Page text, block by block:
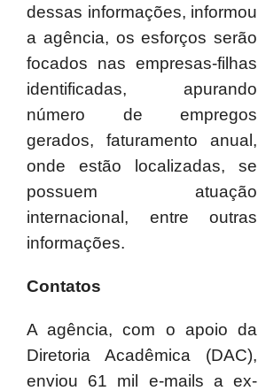
dessas informações, informou
a agência, os esforços serão
focados nas empresas-filhas
identificadas, apurando
número de empregos
gerados, faturamento anual,
onde estão localizadas, se
possuem atuação
internacional, entre outras
informações.
Contatos
A agência, com o apoio da
Diretoria Acadêmica (DAC),
enviou 61 mil e-mails a ex-